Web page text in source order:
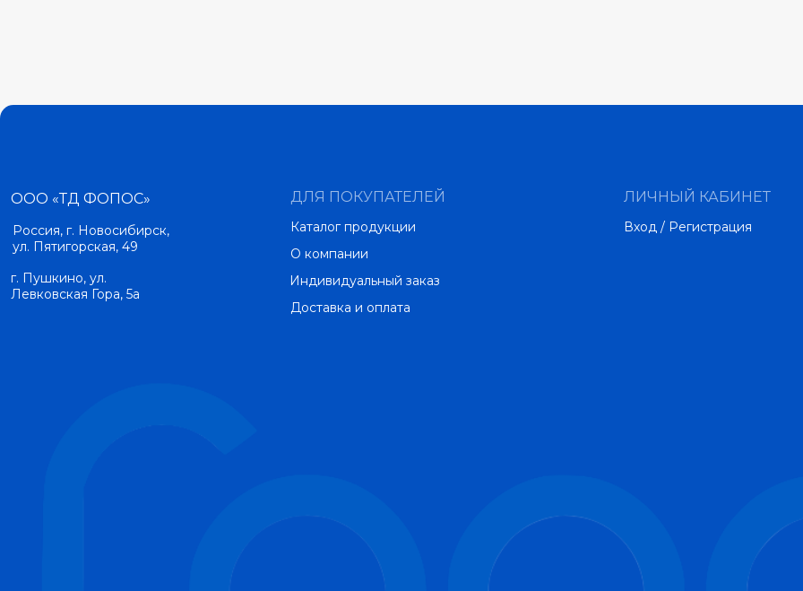
ДЛЯ ПОКУПАТЕЛЕЙ
Каталог продукции
Доставка и оплата
ЛИЧНЫЙ КАБИНЕТ
Вход / Регистрация
О компании
Индивидуальный заказ
Россия, г. Новосибирск,
ул. Пятигорская, 49
г. Пушкино, ул.
Левковская Гора, 5а
ООО «ТД ФОПОС»